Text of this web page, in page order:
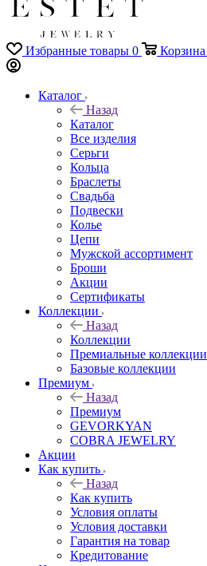
Избранные товары 0 Корзина
Каталог
Назад
Каталог
Все изделия
Серьги
Кольца
Браслеты
Свадьба
Подвески
Колье
Цепи
Мужской ассортимент
Броши
Акции
Сертификаты
Коллекции
Назад
Коллекции
Премиальные коллекции
Базовые коллекции
Премиум
Назад
Премиум
GEVORKYAN
COBRA JEWELRY
Акции
Как купить
Назад
Как купить
Условия оплаты
Условия доставки
Гарантия на товар
Кредитование